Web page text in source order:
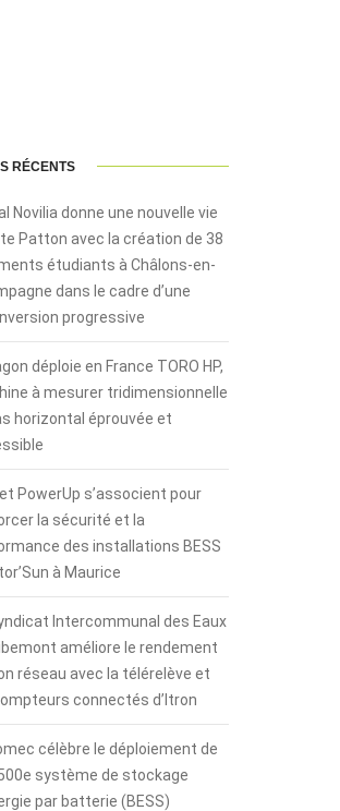
RÉCENTS
Novilia donne une nouvelle vie
Patton avec la création de 38
étudiants à Châlons-en-
dans le cadre d’une
progressive
déploie en France TORO HP,
à mesurer tridimensionnelle
horizontal éprouvée et
PowerUp s’associent pour
la sécurité et la
des installations BESS
à Maurice
Intercommunal des Eaux
améliore le rendement
réseau avec la télérelève et
connectés d’Itron
célèbre le déploiement de
système de stockage
par batterie (BESS)